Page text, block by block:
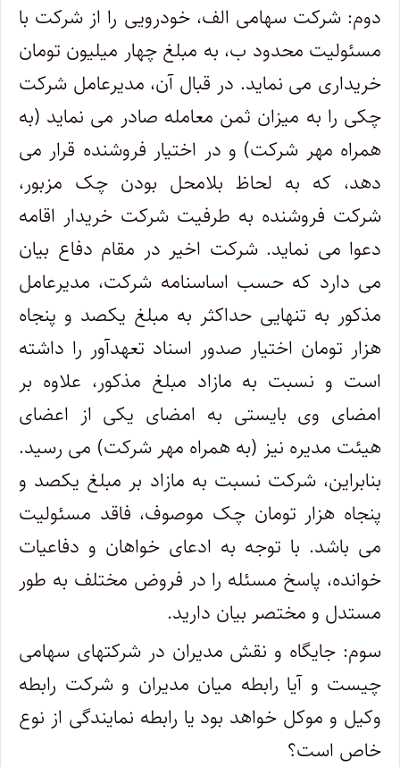
دوم: شرکت سهامی الف، خودرویی را از شرکت با
مسئولیت محدود ب، به مبلغ چهار میلیون تومان
خریداری می نماید. در قبال آن، مدیرعامل شرکت
چکی را به میزان ثمن معامله صادر می نماید (به
همراه مهر شرکت) و در اختیار فروشنده قرار می
دهد، که به لحاظ بلامحل بودن چک مزبور،
شرکت فروشنده به طرفیت شرکت خریدار اقامه
دعوا می نماید. شرکت اخیر در مقام دفاع بیان
می دارد که حسب اساسنامه شرکت، مدیرعامل
مذکور به تنهایی حداکثر به مبلغ یکصد و پنجاه
هزار تومان اختیار صدور اسناد تعهدآور را داشته
است و نسبت به مازاد مبلغ مذکور، علاوه بر
امضای وی بایستی به امضای یکی از اعضای
هیئت مدیره نیز (به همراه مهر شرکت) می رسید.
بنابراین، شرکت نسبت به مازاد بر مبلغ یکصد و
پنجاه هزار تومان چک موصوف، فاقد مسئولیت
می باشد. با توجه به ادعای خواهان و دفاعیات
خوانده، پاسخ مسئله را در فروض مختلف به طور
مستدل و مختصر بیان دارید.
سوم: جایگاه و نقش مدیران در شرکتهای سهامی
چیست و آیا رابطه میان مدیران و شرکت رابطه
وکیل و موکل خواهد بود یا رابطه نمایندگی از نوع
خاص است؟